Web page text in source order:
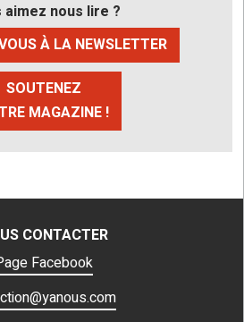
aimez nous lire ?
À LA NEWSLETTER
SOUTENEZ
MAGAZINE !
CONTACTER
Facebook